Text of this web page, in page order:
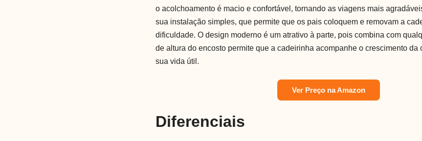
o acolchoamento é macio e confortável, tornando as viagens mais
sua instalação simples, que permite que os pais coloquem e removam a
dificuldade. O design moderno é um atrativo à parte, pois combina com
de altura do encosto permite que a cadeirinha acompanhe o crescimento da
sua vida útil.
Ver Preço na Amazon
Diferenciais